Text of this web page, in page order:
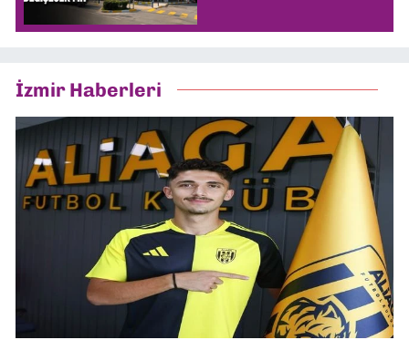
İzmir Haberleri